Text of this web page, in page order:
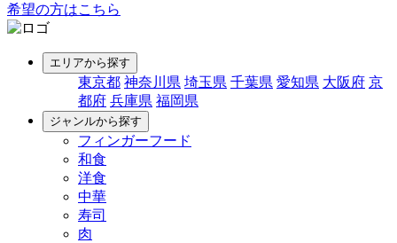
希望の方はこちら
エリアから探す
東京都 神奈川県 埼玉県 千葉県 愛知県 大阪府 京
都府 兵庫県 福岡県
ジャンルから探す
フィンガーフード
和食
洋食
中華
寿司
肉